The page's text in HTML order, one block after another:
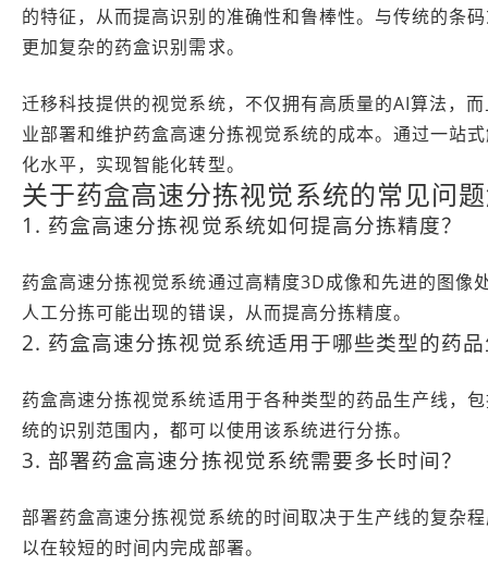
的特征，从而提高识别的准确性和鲁棒性。与传统的条
更加复杂的药盒识别需求。
迁移科技提供的视觉系统，不仅拥有高质量的AI算法，
业部署和维护药盒高速分拣视觉系统的成本。通过一站
化水平，实现智能化转型。
关于药盒高速分拣视觉系统的常见问
1. 药盒高速分拣视觉系统如何提高分拣精度？
药盒高速分拣视觉系统通过高精度3D成像和先进的图
人工分拣可能出现的错误，从而提高分拣精度。
2. 药盒高速分拣视觉系统适用于哪些类型的药
药盒高速分拣视觉系统适用于各种类型的药品生产线，
统的识别范围内，都可以使用该系统进行分拣。
3. 部署药盒高速分拣视觉系统需要多长时间？
部署药盒高速分拣视觉系统的时间取决于生产线的复杂
以在较短的时间内完成部署。